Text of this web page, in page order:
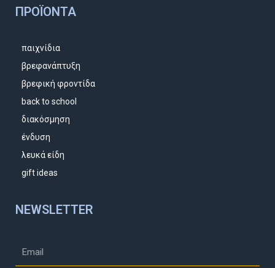
ΠΡΟΪΌΝΤΑ
παιχνίδια
βρεφανάπτυξη
βρεφική φροντίδα
back to school
διακόσμηση
ένδυση
λευκά είδη
gift ideas
NEWSLETTER